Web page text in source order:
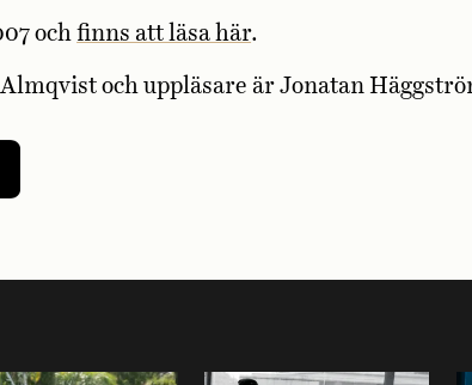
ochfinns att läsa här.
och uppläsare är Jonatan